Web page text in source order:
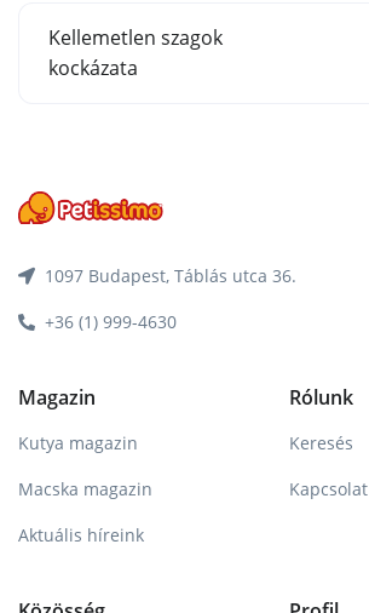
Kellemetlen szagok
kockázata
1097 Budapest, Táblás utca 36.
+36 (1) 999-4630
Magazin
Kutya magazin
Macska magazin
Aktuális híreink
Rólunk
Keresés
Kapcsolat